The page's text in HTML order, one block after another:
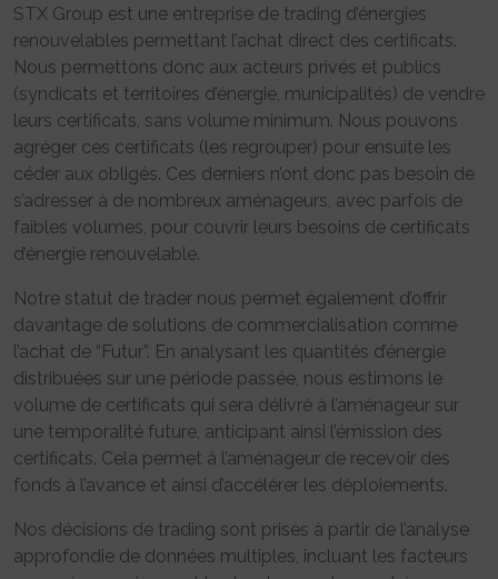
STX Group est une entreprise de trading d’énergies
renouvelables permettant l’achat direct des certificats.
Nous permettons donc aux acteurs privés et publics
(syndicats et territoires d’énergie, municipalités) de vendre
leurs certificats, sans volume minimum. Nous pouvons
agréger ces certificats (les regrouper) pour ensuite les
céder aux obligés. Ces derniers n’ont donc pas besoin de
s’adresser à de nombreux aménageurs, avec parfois de
faibles volumes, pour couvrir leurs besoins de certificats
d’énergie renouvelable.
Notre statut de trader nous permet également d’offrir
davantage de solutions de commercialisation comme
l’achat de “Futur”. En analysant les quantités d’énergie
distribuées sur une période passée, nous estimons le
volume de certificats qui sera délivré à l’aménageur sur
une temporalité future, anticipant ainsi l’émission des
certificats. Cela permet à l’aménageur de recevoir des
fonds à l’avance et ainsi d’accélérer les déploiements.
Nos décisions de trading sont prises à partir de l’analyse
approfondie de données multiples, incluant les facteurs